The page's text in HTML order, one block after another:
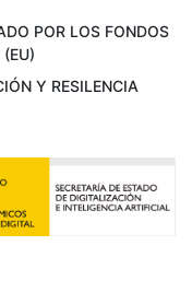
POR LOS FONDOS
(EU)
Y RESILENCIA